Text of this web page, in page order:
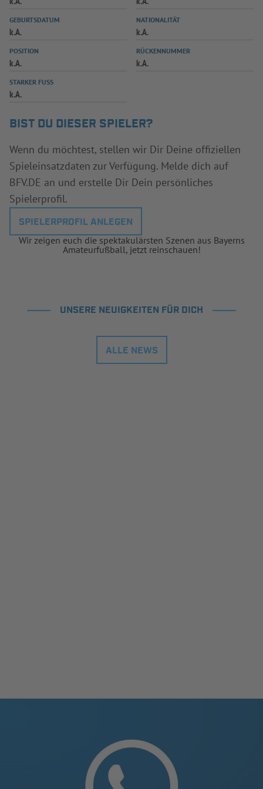
SPIELPLUS
GEBURTSDATUM
k.A.
NATIONALITÄT
k.A.
POSITION
k.A.
RÜCKENNUMMER
k.A.
STARKER FUSS
k.A.
BIST DU DIESER SPIELER?
Wenn du möchtest, stellen wir Dir Deine offiziellen
Spieleinsatzdaten zur Verfügung. Melde dich auf
BFV.DE an und erstelle Dir Dein persönliches
Spielerprofil.
SPIELERPROFIL ANLEGEN
Wir zeigen euch die spektakulärsten Szenen aus Bayerns
Amateurfußball, jetzt reinschauen!
UNSERE NEUIGKEITEN FÜR DICH
ALLE NEWS